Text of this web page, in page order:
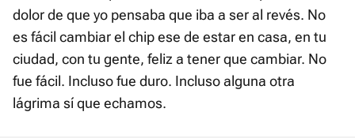
dolor de que yo pensaba que iba a ser al revés. No
es fácil cambiar el chip ese de estar en casa, en tu
ciudad, con tu gente, feliz a tener que cambiar. No
fue fácil. Incluso fue duro. Incluso alguna otra
lágrima sí que echamos.